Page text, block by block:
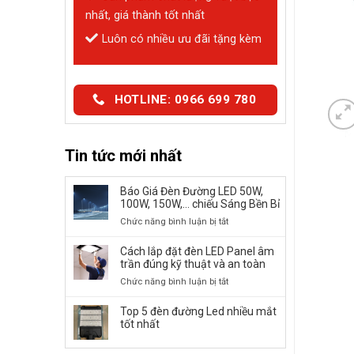
nhất, giá thành tốt nhất
Luôn có nhiều ưu đãi tặng kèm
HOTLINE: 0966 699 780
Tin tức mới nhất
Báo Giá Đèn Đường LED 50W,
100W, 150W,… chiếu Sáng Bền Bỉ
Chức năng bình luận bị tắtở
Giá
Đèn
LED
100W,
Cách lắp đặt đèn LED Panel âm
trần đúng kỹ thuật và an toàn
Chức năng bình luận bị tắtở
lắp
LED
Top 5 đèn đường Led nhiều mắt
tốt nhất